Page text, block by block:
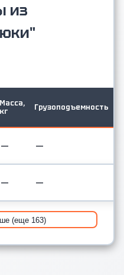
из
Масса,
кг
Грузоподъемность
— —
— —
(еще 163)